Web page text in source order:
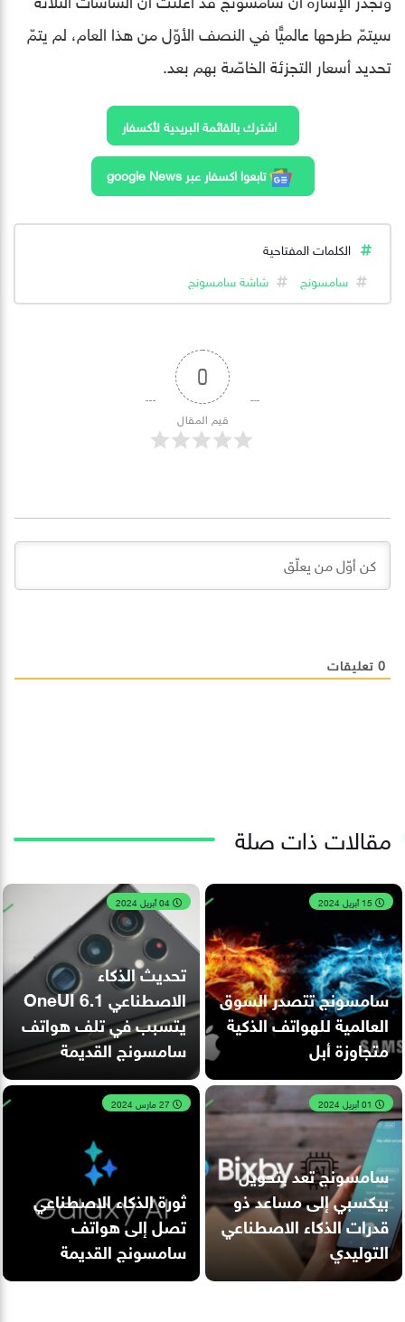
سيتمّ طرحها عالميًّا في النصف الأوّل من هذا العام، لم يتمّ
تحديد أسعار التجزئة الخاصّة بهم بعد.
اشترك بالقائمة البريدية لأكسفار
تابعوا اكسفار عبر google News
الكلمات المفتاحية
سامسونج
شاشة سامسونج
0
قيم المقال
0 تعليقات
مقالات ذات صلة
سامسونج تتصدر السوق
العالمية للهواتف الذكية
متجاوزة أبل
تحديث الذكاء
الاصطناعي OneUI 6.1
يتسبب في تلف هواتف
سامسونج القديمة
سامسونج تعد بتحويل
بيكسبي إلى مساعد ذو
قدرات الذكاء الاصطناعي
التوليدي
ثورة الذكاء الاصطناعي
تصل إلى هواتف
سامسونج القديمة